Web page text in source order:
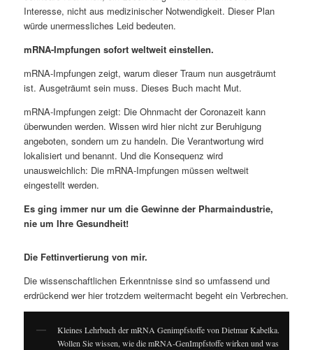
Interesse, nicht aus medizinischer Notwendigkeit. Dieser Plan
würde unermessliches Leid bedeuten.
mRNA-Impfungen sofort weltweit einstellen.
mRNA-Impfungen zeigt, warum dieser Traum nun ausgeträumt
ist. Ausgeträumt sein muss. Dieses Buch macht Mut.
mRNA-Impfungen zeigt: Die Ohnmacht der Coronazeit kann
überwunden werden. Wissen wird hier nicht zur Beruhigung
angeboten, sondern um zu handeln. Die Verantwortung wird
lokalisiert und benannt. Und die Konsequenz wird
unausweichlich: Die mRNA-Impfungen müssen weltweit
eingestellt werden.
Es ging immer nur um die Gewinne der Pharmaindustrie,
nie um Ihre Gesundheit!
Die Fettinvertierung von mir.
Die wissenschaftlichen Erkenntnisse sind so umfassend und
erdrückend wer hier trotzdem weitermacht begeht ein Verbrechen.
Kleines Lehrbuch der mRNA Genimpfstoffe von Dietmar Kabelka.
Wollen Sie wissen, wie die mRNA-GenImpfstoffe wirken und was